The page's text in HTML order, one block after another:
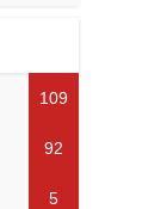
109
92
5